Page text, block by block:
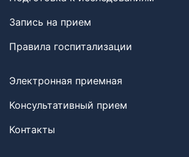
Запись на прием
Правила госпитализации
Электронная приемная
Консультативный прием
Контакты